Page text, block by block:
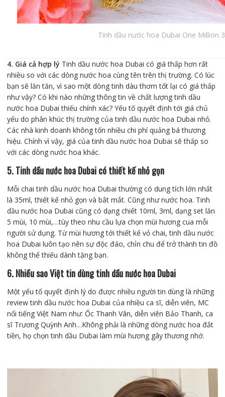
Tinh dầu nước hoa Dubai One Million
4. Giá cả hợp lý Tinh dầu nước hoa Dubai có giá thấp hơn rất
nhiều so với các dòng nước hoa cùng tên trên thị trường. Có lúc
bạn sẽ lăn tăn, vì sao một dòng tinh dàu thơm tốt lại có giá thấp
như vậy? Có khi nào những thông tin về chất lượng tinh dầu
nước hoa Dubai thiếu chính xác? Yếu tố quyết định tới giá chủ
yếu do phân khúc thị trường của tinh dầu nước hoa Dubai nhỏ.
Các nhà kinh doanh không tốn nhiều chi phí quảng bá thương
hiệu. Chính vì vậy, giá của tinh dầu nước hoa Dubai sẽ thấp so
với các dòng nước hoa khác.
5. Tinh dầu nước hoa Dubai có thiết kế nhỏ gọn
Mỗi chai tinh dầu nước hoa Dubai thường có dung tích lớn nhất
là 35ml, thiết kế nhỏ gọn và bắt mắt. Cũng như nước hoa. Tinh
dầu nước hoa Dubai cũng có dạng chiết 10ml, 3ml, dạng set lăn
5 mùi, 10 mùi,…tùy theo nhu cầu lựa chọn mùi hương cua mỗi
người sử dụng. Từ mùi hương tới thiết kế vỏ chai, tinh dầu nước
hoa Dubai luôn tạo nên sự độc đáo, chỉn chu để trở thành tin đồ
không thể thiếu dành tặng bạn.
6. Nhiều sao Việt tin dùng tinh dầu nước hoa Dubai
Một yếu tố quyết định lý do được nhiều người tin dùng là những
review tinh dầu nước hoa Dubai của nhiều ca sĩ, diễn viên, MC
nổi tiếng Việt Nam như: Ốc Thanh Vân, diễn viên Bảo Thanh, ca
sĩ Trương Quỳnh Anh…Không phải là những dòng nước hoa đắt
tiền, họ chọn tinh dầu Dubai làm mùi hương gây thương nhớ.